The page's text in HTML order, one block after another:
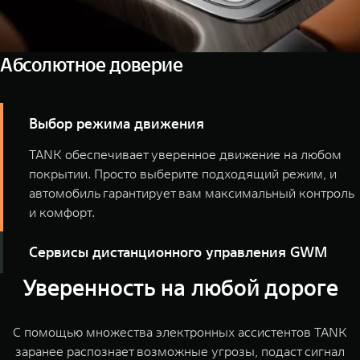
Абсолютное доверие
Выбор режима движения
TANK обеспечивает уверенное движение на любом
покрытии. Просто выберите подходящий режим, и
автомобиль гарантирует вам максимальный контроль
и комфорт.
Сервисы дистанционного управления GWM
Управляйте климатом, вентиляцией и многим другим
c помощью сервисов дистанционного управления
Уверенность на любой дороге
С помощью множества электронных ассистентов TANK
заранее распознает возможные угрозы, подаст сигнал